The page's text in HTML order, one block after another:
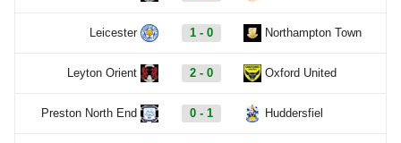
Leicester 1 - 0 Northampton Town
Leyton Orient 2 - 0 Oxford United
Preston North End 0 - 1 Huddersfiel